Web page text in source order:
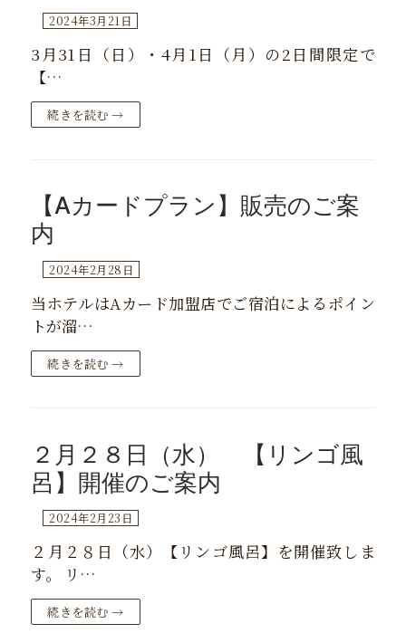
2024年3月21日
3月31日（日）・4月1日（月）の2日間限定で
【…
続きを読む →
【Aカードプラン】販売のご案
内
2024年2月28日
当ホテルはAカード加盟店でご宿泊によるポイン
トが溜…
続きを読む →
２月２８日（水） 【リンゴ風
呂】開催のご案内
2024年2月23日
２月２８日（水）【リンゴ風呂】を開催致しま
す。 リ…
続きを読む →